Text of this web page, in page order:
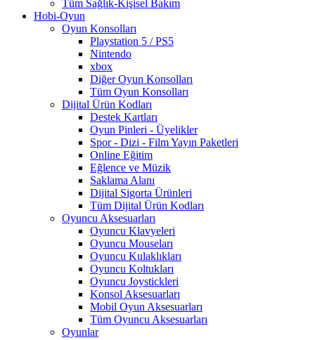
Tüm Sağlık-Kişisel Bakım
Hobi-Oyun
Oyun Konsolları
Playstation 5 / PS5
Nintendo
xbox
Diğer Oyun Konsolları
Tüm Oyun Konsolları
Dijital Ürün Kodları
Destek Kartları
Oyun Pinleri - Üyelikler
Spor - Dizi - Film Yayın Paketleri
Online Eğitim
Eğlence ve Müzik
Saklama Alanı
Dijital Sigorta Ürünleri
Tüm Dijital Ürün Kodları
Oyuncu Aksesuarları
Oyuncu Klavyeleri
Oyuncu Mouseları
Oyuncu Kulaklıkları
Oyuncu Koltukları
Oyuncu Joystickleri
Konsol Aksesuarları
Mobil Oyun Aksesuarları
Tüm Oyuncu Aksesuarları
Oyunlar